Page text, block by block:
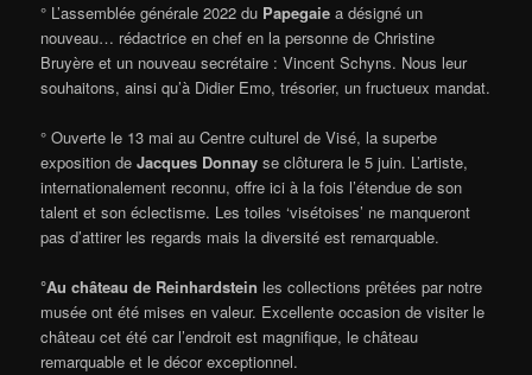
° L’assemblée générale 2022 du Papegaie a désigné un
nouveau… rédactrice en chef en la personne de Christine
Bruyère et un nouveau secrétaire : Vincent Schyns. Nous leur
souhaitons, ainsi qu’à Didier Emo, trésorier, un fructueux mandat.
° Ouverte le 13 mai au Centre culturel de Visé, la superbe
exposition deJacques Donnayse clôturera le 5 juin. L’artiste,
internationalement reconnu, offre ici à la fois l’étendue de son
talent et son éclectisme. Les toiles ‘visétoises’ ne manqueront
pas d’attirer les regards mais la diversité est remarquable.
°Au château de Reinhardstein les collections prêtées par notre
musée ont été mises en valeur. Excellente occasion de visiter le
château cet été car l’endroit est magnifique, le château
remarquable et le décor exceptionnel.